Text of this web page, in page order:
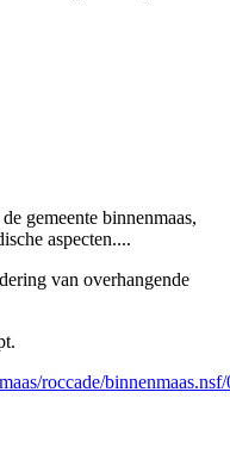
gemeente binnenmaas,
aspecten....
van overhangende
roccade/